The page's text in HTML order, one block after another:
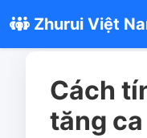
Zhurui Việt
Cách
tăng